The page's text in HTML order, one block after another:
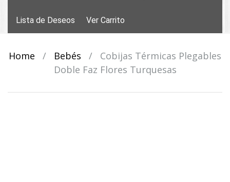
Lista de Deseos Ver Carrito
Home / Bebés /
Cobijas Térmicas Plegables
Doble Faz Flores Turquesas